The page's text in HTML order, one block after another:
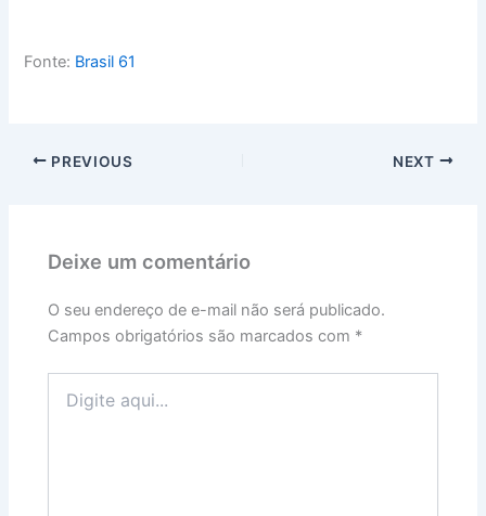
Fonte: Brasil 61
PREVIOUS NEXT
Deixe um comentário
O seu endereço de e-mail não será publicado.
Campos obrigatórios são marcados com *
aqui...